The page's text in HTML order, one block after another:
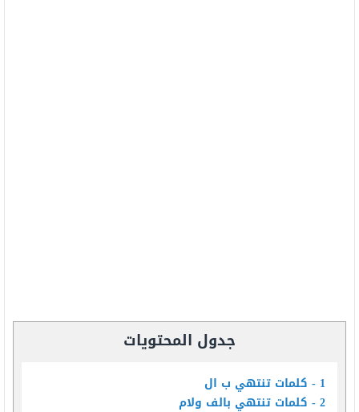
جدول المحتويات
1
كلمات تنتهي ب ال
2 كلمات تنتهي بالف ولام